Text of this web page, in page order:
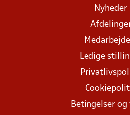
Nyheder
Ledige
Betingelser og